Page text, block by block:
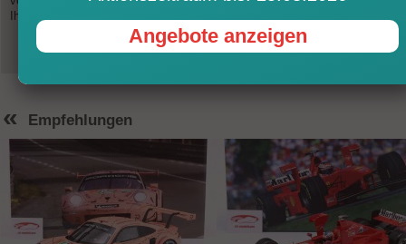
Ihrem Zahlungsanbieter (PayPal, Kreditkarte, EC) kommen kann.
« Empfehlungen
Angebote anzeigen